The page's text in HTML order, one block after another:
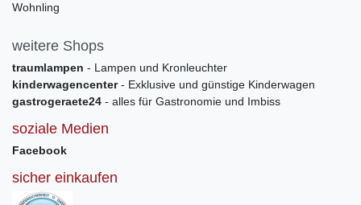
Wohnling
weitere Shops
traumlampen - Lampen und Kronleuchter
kinderwagencenter- Exklusive und günstige Kinderwagen
gastrogeraete24 - alles für Gastronomie und Imbiss
soziale Medien
Facebook
sicher einkaufen